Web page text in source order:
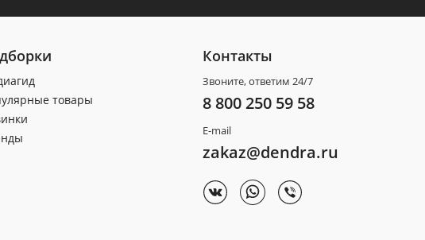
товары
Контакты
Звоните, ответим 24/7
8 800 250 59 58
E-mail
zakaz@dendra.ru